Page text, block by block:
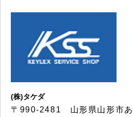
(株)タケダ
〒990-2481 山形県山形市